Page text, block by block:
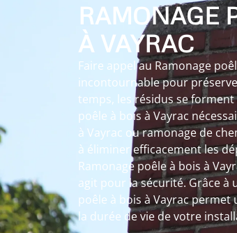
RAMONAGE
À VAYRAC
Faire appel au Ramonage
incontournable pour
temps, les résidus se
poêle à bois à Vayrac
à Vayrac ou ramonage de
à éliminer efficacement les
Ramonage poêle à bois à
agit pour la sécurité. Grâce à
poêle à bois à Vayrac
la durée de vie de votre